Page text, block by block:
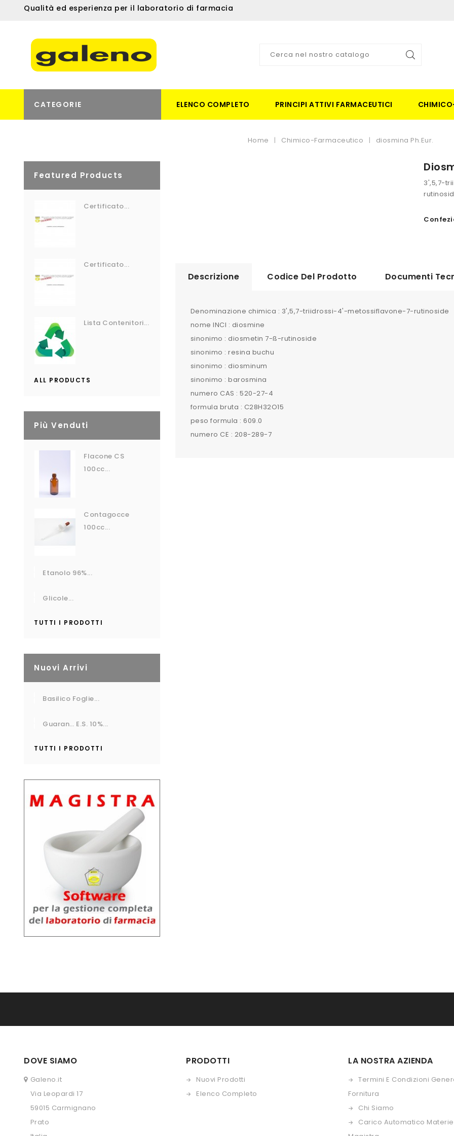
Qualità ed esperienza per il laboratorio di farmacia
CATEGORIE ELENCO COMPLETO PRINCIPI ATTIVI FARMACEUTICI
Home Chimico-Farmaceutico diosmina Ph.Eur.
Featured Products
Certificato...
Certificato...
Lista Contenitori...
ALL PRODUCTS
Più Venduti
Flacone CS
100cc...
Contagocce
100cc...
Etanolo 96%...
Glicole...
TUTTI I PRODOTTI
Nuovi Arrivi
Basilico Foglie...
Guaran… E.S. 10%...
TUTTI I PRODOTTI
3',5,7-
Descrizione Codice Del Prodotto Documenti
Denominazione chimica : 3',5,7-triidrossi-4'-metossiflavone-7-rutinoside
nome INCI : diosmine
sinonimo : diosmetin 7-ß-rutinoside
sinonimo : resina buchu
sinonimo : diosminum
sinonimo : barosmina
numero CAS : 520-27-4
formula bruta : C28H32O15
peso formula : 609.0
numero CE : 208-289-7
DOVE SIAMO
Galeno.it
Via Leopardi 17
59015 Carmignano
Prato
PRODOTTI
Nuovi Prodotti
Elenco Completo
LA NOSTRA AZIENDA
Termini E Condizioni
Fornitura
Chi Siamo
Carico Automatico